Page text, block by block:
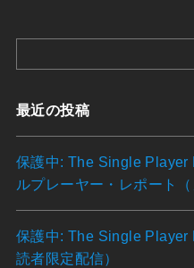
最近の投稿
保護中: The Single
ルプレーヤー・レポート
保護中: The Single
読者限定配信）